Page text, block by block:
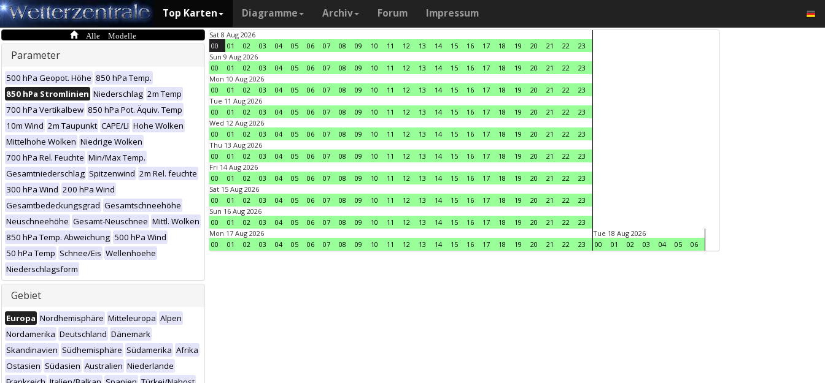
Top Karten Diagramme Archiv Forum Impressum
Alle Modelle
Parameter
500 hPa Geopot. Höhe 850 hPa Temp.
850 hPa Stromlinien Niederschlag 2m Temp
700 hPa Vertikalbew 850 hPa Pot. Äquiv. Temp
10m Wind 2m Taupunkt CAPE/LI Hohe Wolken
Mittelhohe Wolken Niedrige Wolken
700 hPa Rel. Feuchte Min/Max Temp.
Gesamtniederschlag Spitzenwind 2m Rel. feuchte
300 hPa Wind 200 hPa Wind
Gesamtbedeckungsgrad Gesamtschneehöhe
Neuschneehöhe Gesamt-Neuschnee Mittl. Wolken
850 hPa Temp. Abweichung 500 hPa Wind
50 hPa Temp Schnee/Eis Wellenhoehe
Niederschlagsform
Gebiet
Europa Nordhemisphäre Mitteleuropa Alpen
Nordamerika Deutschland Dänemark
Skandinavien Südhemisphäre Südamerika Afrika
Ostasien Südasien Australien Niederlande
Sat 8 Aug 2026
00
01 02 03 04 05 06 07 08 09 10 11 12 13 14 15 16 17 18 19 20 21 22
23
Sun 9 Aug 2026
00
01 02 03 04 05 06 07 08 09 10 11 12 13 14 15 16 17 18 19 20 21 22
23
Mon 10 Aug 2026
00
01 02 03 04 05 06 07 08 09 10 11 12 13 14 15 16 17 18 19 20 21 22
23
Tue 11 Aug 2026
00
01 02 03 04 05 06 07 08 09 10 11 12 13 14 15 16 17 18 19 20 21 22
23
Wed 12 Aug 2026
00
01 02 03 04 05 06 07 08 09 10 11 12 13 14 15 16 17 18 19 20 21 22
23
Thu 13 Aug 2026
00
01 02 03 04 05 06 07 08 09 10 11 12 13 14 15 16 17 18 19 20 21 22
23
Fri 14 Aug 2026
00
01 02 03 04 05 06 07 08 09 10 11 12 13 14 15 16 17 18 19 20 21 22
23
Sat 15 Aug 2026
00
01 02 03 04 05 06 07 08 09 10 11 12 13 14 15 16 17 18 19 20 21 22
23
Sun 16 Aug 2026
00
01 02 03 04 05 06 07 08 09 10 11 12 13 14 15 16 17 18 19 20 21 22
23
Mon 17 Aug 2026
00
01 02 03 04 05 06 07 08 09 10 11 12 13 14 15 16 17 18 19 20 21 22 23
Tue 18 Aug 2026
00
01 02 03 04 05 06